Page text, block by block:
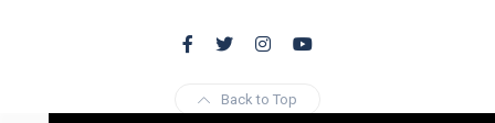
Back to Top